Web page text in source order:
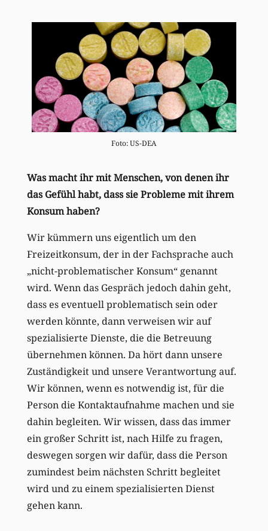
Foto: US-DEA
Was macht ihr mit Menschen, von denen ihr
das Gefühl habt, dass sie Probleme mit ihrem
Konsum haben?
Wir kümmern uns eigentlich um den
Freizeitkonsum, der in der Fachsprache auch
„nicht-problematischer Konsum“ genannt
wird. Wenn das Gespräch jedoch dahin geht,
dass es eventuell problematisch sein oder
werden könnte, dann verweisen wir auf
spezialisierte Dienste, die die Betreuung
übernehmen können. Da hört dann unsere
Zuständigkeit und unsere Verantwortung auf.
Wir können, wenn es notwendig ist, für die
Person die Kontaktaufnahme machen und sie
dahin begleiten. Wir wissen, dass das immer
ein großer Schritt ist, nach Hilfe zu fragen,
deswegen sorgen wir dafür, dass die Person
zumindest beim nächsten Schritt begleitet
wird und zu einem spezialisierten Dienst
gehen kann.